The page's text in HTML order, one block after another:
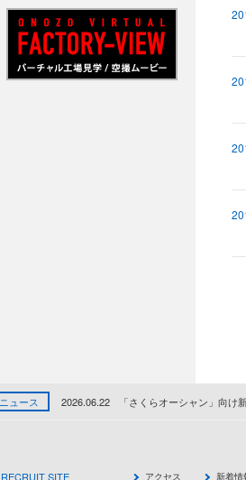
ニュース 2026.06.22 「さくらオーシャン」向
RECRUIT SITE アクセス 新着情